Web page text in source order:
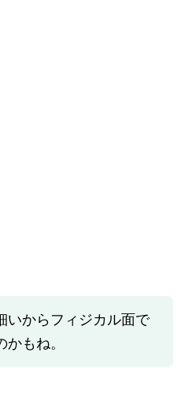
いからフィジカル面で
もね。